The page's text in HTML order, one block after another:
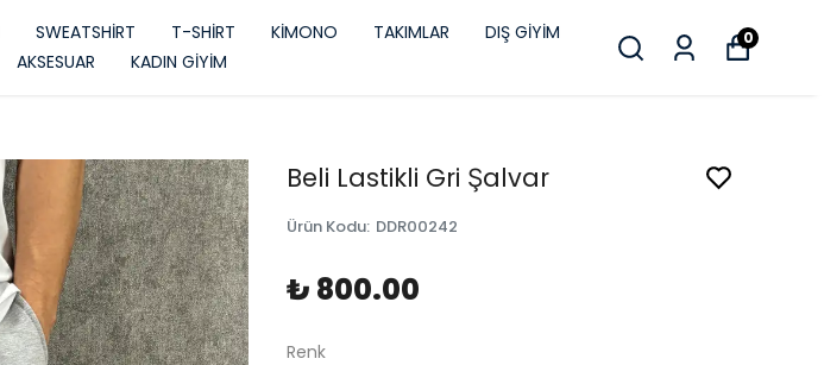
SWEATSHİRT T-SHİRT KİMONO TAKIMLAR
DIŞ GİYİM
AKSESUAR KADIN GİYİM
0
Beli Lastikli Gri Şalvar
Ürün Kodu: DDR00242
₺ 800.00
Renk